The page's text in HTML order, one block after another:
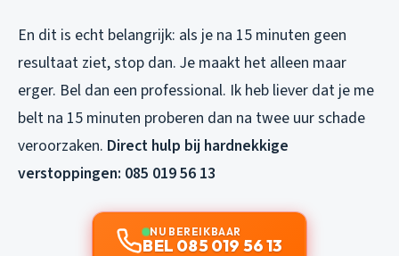
En dit is echt belangrijk: als je na 15 minuten geen
resultaat ziet, stop dan. Je maakt het alleen maar
erger. Bel dan een professional. Ik heb liever dat je me
belt na 15 minuten proberen dan na twee uur schade
veroorzaken. Direct hulp bij hardnekkige
verstoppingen: 085 019 56 13
NU BEREIKBAAR
BEL 085 019 56 13